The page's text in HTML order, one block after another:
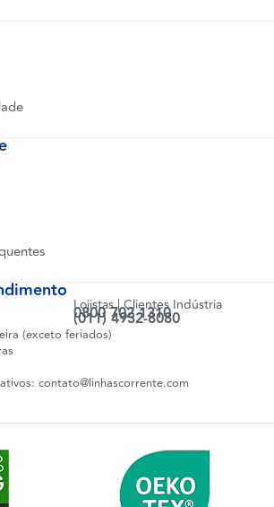
Lojistas | Clientes Indústria
0800 702 1310
(011) 4932-8080
(exceto feriados)
contato@linhascorrente.com